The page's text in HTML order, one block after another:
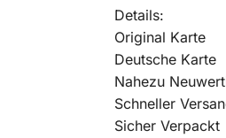
Details:
Original Karte
Deutsche Karte
Nahezu
Schneller
Sicher Verpackt